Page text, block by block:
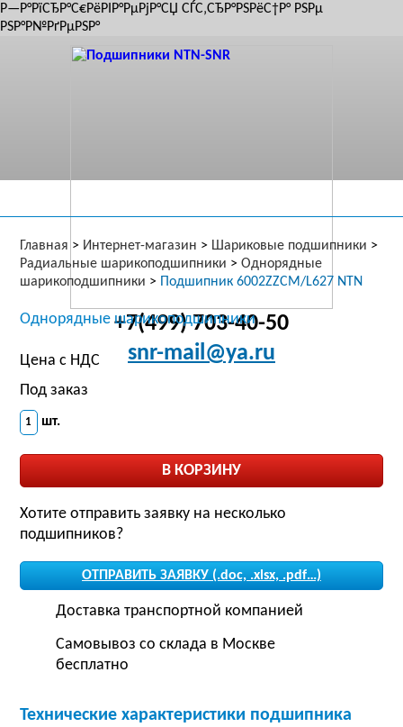
Р—Р°РїСЂР°С€РёРІР°РµРјР°СЏ СЃС‚СЂР°РЅРёС†Р° РЅРµ
РЅР°Р№РґРµРЅР°
+7(499) 703-40-50
snr-mail@ya.ru
Главная > Интернет-магазин > Шариковые подшипники >
Радиальные шарикоподшипники > Однорядные
шарикоподшипники > Подшипник 6002ZZCM/L627 NTN
Однорядные шарикоподшипники
Цена с НДС
Под заказ
шт.
Хотите отправить заявку на несколько
подшипников?
ОТПРАВИТЬ ЗАЯВКУ (.doc, .xlsx, .pdf…)
Доставка транспортной компанией
Самовывоз со склада в Москве
бесплатно
Технические характеристики подшипника